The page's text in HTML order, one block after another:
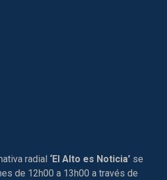
radial ‘El Alto es Noticia’ se
de 12h00 a 13h00 a través de